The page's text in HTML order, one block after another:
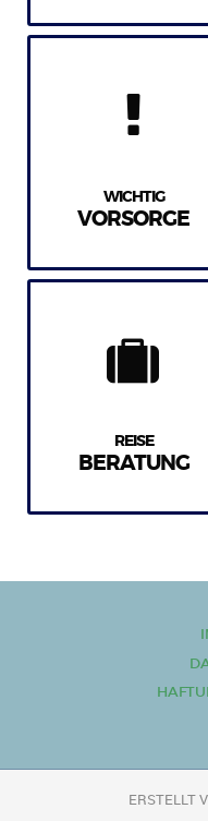
WICHTIG
VORSORGE
REISE
BERATUNG
ERSTELLT